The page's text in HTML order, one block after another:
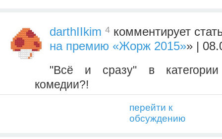
darthIIkim 4 комментирует
на премию «Жорж 2015»» |
"Всё и сразу" в
комедии?!
перейти к
обсуждению